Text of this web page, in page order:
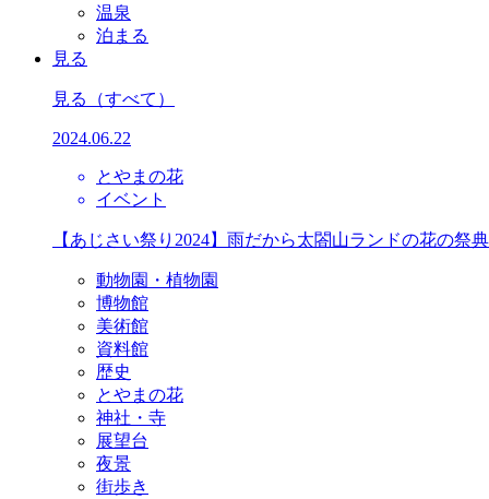
温泉
泊まる
見る
見る （すべて）
2024.06.22
とやまの花
イベント
【あじさい祭り2024】雨だから太閤山ランドの花の祭
動物園・植物園
博物館
美術館
資料館
歴史
とやまの花
神社・寺
展望台
夜景
街歩き